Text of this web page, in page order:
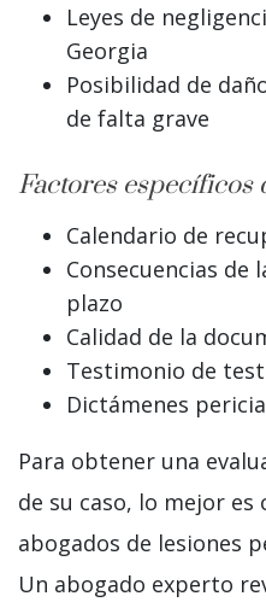
Leyes de
Georgia
Posibilidad de
de falta grave
Factores específicos
Calendario de
Consecuencias de
plazo
Calidad de la
Testimonio de
Dictámenes
Para obtener una
de su caso, lo mejor
abogados de lesiones
Un abogado experto